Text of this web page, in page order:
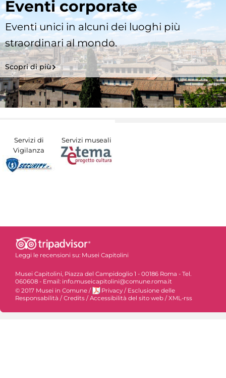
Eventi corporate
Eventi unici in alcuni dei luoghi più
straordinari al mondo.
Scopri di più
Servizi di
Vigilanza
Servizi museali
Leggi le recensioni su: Musei Capitolini
Musei Capitolini, Piazza del Campidoglio 1 - 00186 Roma - Tel.
060608 - Email: info.museicapitolini@comune.roma.it
© 2017 Musei in Comune / Privacy / Esclusione delle
Responsabilità / Credits / Accessibilità del sito web / XML-rss